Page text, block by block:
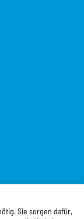
Sie sorgen dafür,